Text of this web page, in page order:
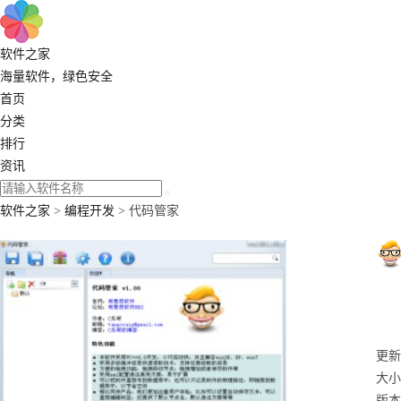
软件之家
海量软件，绿色安全
首页
分类
排行
资讯
软件之家 > 编程开发 > 代码管家
更
大